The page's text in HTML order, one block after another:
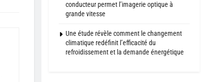
conducteur permet l’imagerie optique à
grande vitesse
Une étude révèle comment le changement
climatique redéfinit l’efficacité du
refroidissement et la demande énergétique